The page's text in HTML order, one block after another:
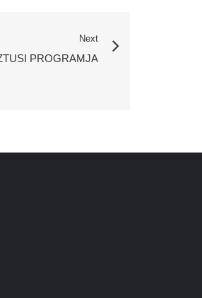
Next
PROGRAMJA